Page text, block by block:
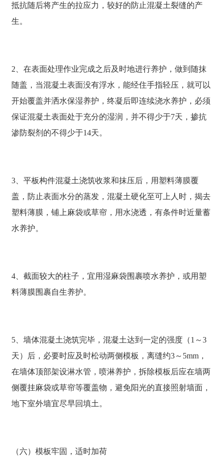
抵抗随后将产生的拉应力，较好的防止混凝土裂缝的产
生。
2、在表面处理作业完成之后及时地进行养护，做到随抹
随盖，当混凝土表面没有浮水，能经住手指轻压，就可以
开始覆盖并洒水保湿养护，终凝后即连续浇水养护，必须
保证混凝土表面处于充分的湿润，并不得少于7天，掺抗
渗防裂剂的不得少于14天。
3、平板构件混凝土浇筑收浆和抹压后，用塑料薄膜覆
盖，防止表面水分的蒸发，混凝土硬化至可上人时，揭去
塑料薄膜，铺上麻袋或草帘，用水浇透，有条件时近量蓄
水养护。
4、截面较大的柱子，宜用湿麻袋围裹喷水养护，或用塑
料薄膜围裹自生养护。
5、墙体混凝土浇筑完毕，混凝土达到一定的强度（1～3
天）后，必要时应及时松动两侧模板，离缝约3～5mm，
在墙体顶部架设淋水管，喷淋养护，拆除模板后应在墙两
侧覆挂麻袋或草帘等覆盖物，避免阳光的直接照射墙面，
地下室外墙宜尽早回填土。
（六）模板牢固，适时加荷